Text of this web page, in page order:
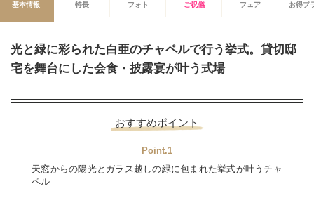
基本情報 特長 フォト ご祝儀 フェア お得プ
光と緑に彩られた白亜のチャペルで行う挙式。貸切邸
宅を舞台にした会食・披露宴が叶う式場
おすすめポイント
Point.1
天窓からの陽光とガラス越しの緑に包まれた挙式が叶うチャ
ペル